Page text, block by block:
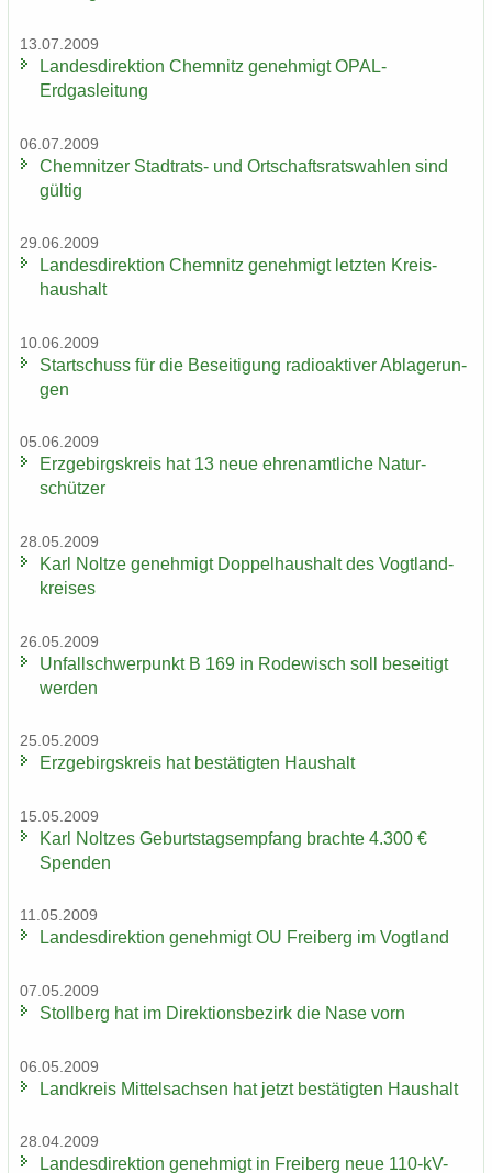
13.07.2009
Lan­des­di­rek­ti­on Chem­nitz ge­neh­migt OPAL-​
Erdgasleitung
06.07.2009
Chem­nit­zer Stadtrats-​ und Ort­schafts­rats­wah­len sind
gül­tig
29.06.2009
Lan­des­di­rek­ti­on Chem­nitz ge­neh­migt letz­ten Kreis­
haus­halt
10.06.2009
Start­schuss für die Be­sei­ti­gung ra­dio­ak­ti­ver Ab­la­ge­run­
gen
05.06.2009
Erz­ge­birgs­kreis hat 13 neue eh­ren­amt­li­che Na­tur­
schüt­zer
28.05.2009
Karl Nolt­ze ge­neh­migt Dop­pel­haus­halt des Vogt­land­
krei­ses
26.05.2009
Un­fall­schwer­punkt B 169 in Ro­de­wisch soll be­sei­tigt
wer­den
25.05.2009
Erz­ge­birgs­kreis hat be­stä­tig­ten Haus­halt
15.05.2009
Karl Nolt­zes Ge­burts­tags­emp­fang brach­te 4.300 €
Spen­den
11.05.2009
Lan­des­di­rek­ti­on ge­neh­migt OU Frei­berg im Vogt­land
07.05.2009
Stoll­berg hat im Di­rek­ti­ons­be­zirk die Nase vorn
06.05.2009
Land­kreis Mit­tel­sach­sen hat jetzt be­stä­tig­ten Haus­halt
28.04.2009
Lan­des­di­rek­ti­on ge­neh­migt in Frei­berg neue 110-​kV-